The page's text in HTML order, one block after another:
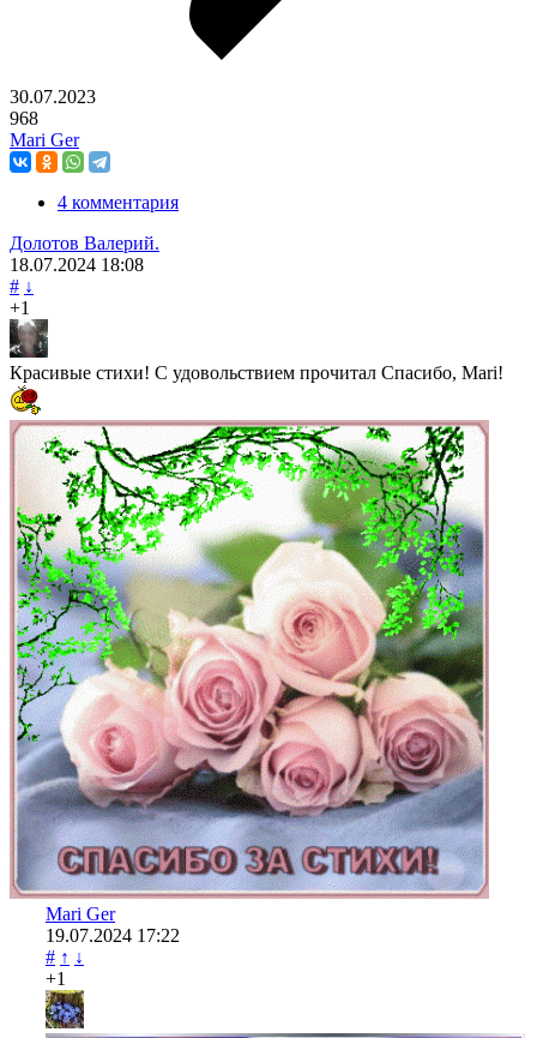
30.07.2023
968
Mari Ger
4 комментария
Долотов Валерий.
18.07.2024 18:08
# ↓
+1
Красивые стихи! С удовольствием прочитал Спасибо, Mari!
Mari Ger
19.07.2024 17:22
# ↑ ↓
+1